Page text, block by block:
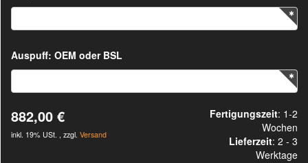
Auspuff: OEM oder BSL
882,00 €
inkl. 19% USt. , zzgl. Versand
Fertigungszeit: 1-2
Wochen
Lieferzeit: 2 - 3
Werktage